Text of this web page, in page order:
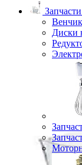
Диски